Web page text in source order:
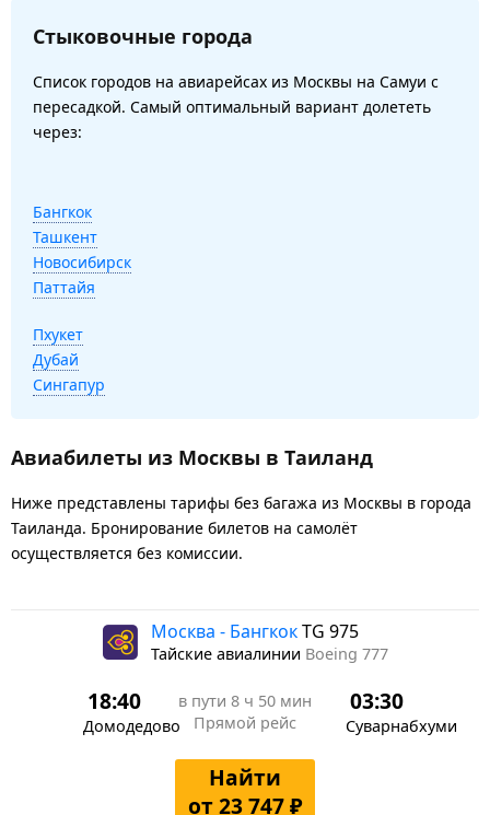
Стыковочные города
Список городов на авиарейсах из Москвы на Самуи с
пересадкой. Самый оптимальный вариант долететь
через:
Бангкок
Ташкент
Новосибирск
Паттайя
Пхукет
Дубай
Сингапур
Авиабилеты из Москвы в Таиланд
Ниже представлены тарифы без багажа из Москвы в города
Таиланда. Бронирование билетов на самолёт
осуществляется без комиссии.
Москва - БангкокTG 975
Тайские авиалинии Boeing 777
18:40
Домодедово
в пути 8 ч 50 мин
Прямой рейс
03:30
Суварнабхуми
Найти
от 23 747 ₽